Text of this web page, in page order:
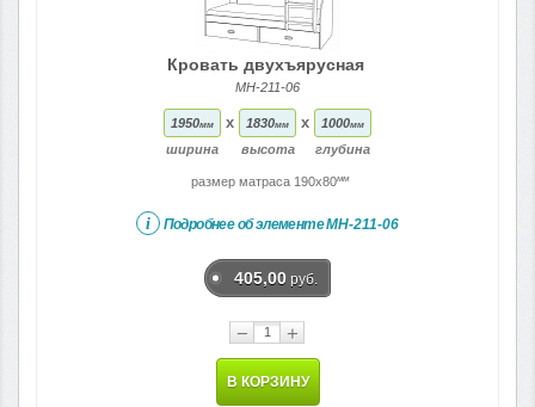
Кровать двухъярусная
МН-211-06
1950мм
ширина
x 1830мм
высота
x 1000мм
глубина
размер матраса 190x80мм
i Подробнее об элементеМН-211-06
405,00 руб.
− +
В КОРЗИНУ